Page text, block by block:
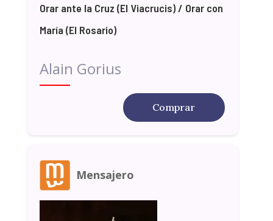
Orar ante la Cruz (El Viacrucis) / Orar con
María (El Rosario)
Alain Gorius
Comprar
Mensajero